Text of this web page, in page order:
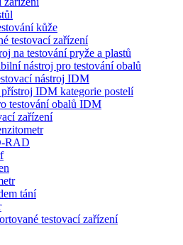
kůže
testovací zařízení
na testování pryže a plastů
nástroj pro testování obalů
nástroj IDM
přístroj IDM kategorie postelí
testování obalů IDM
zařízení
RAD
tání
testovací zařízení